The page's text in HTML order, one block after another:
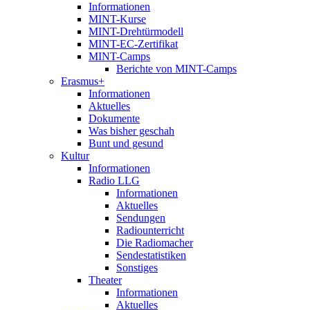
Informationen
MINT-Kurse
MINT-Drehtürmodell
MINT-EC-Zertifikat
MINT-Camps
Berichte von MINT-Camps
Erasmus+
Informationen
Aktuelles
Dokumente
Was bisher geschah
Bunt und gesund
Kultur
Informationen
Radio LLG
Informationen
Aktuelles
Sendungen
Radiounterricht
Die Radiomacher
Sendestatistiken
Sonstiges
Theater
Informationen
Aktuelles